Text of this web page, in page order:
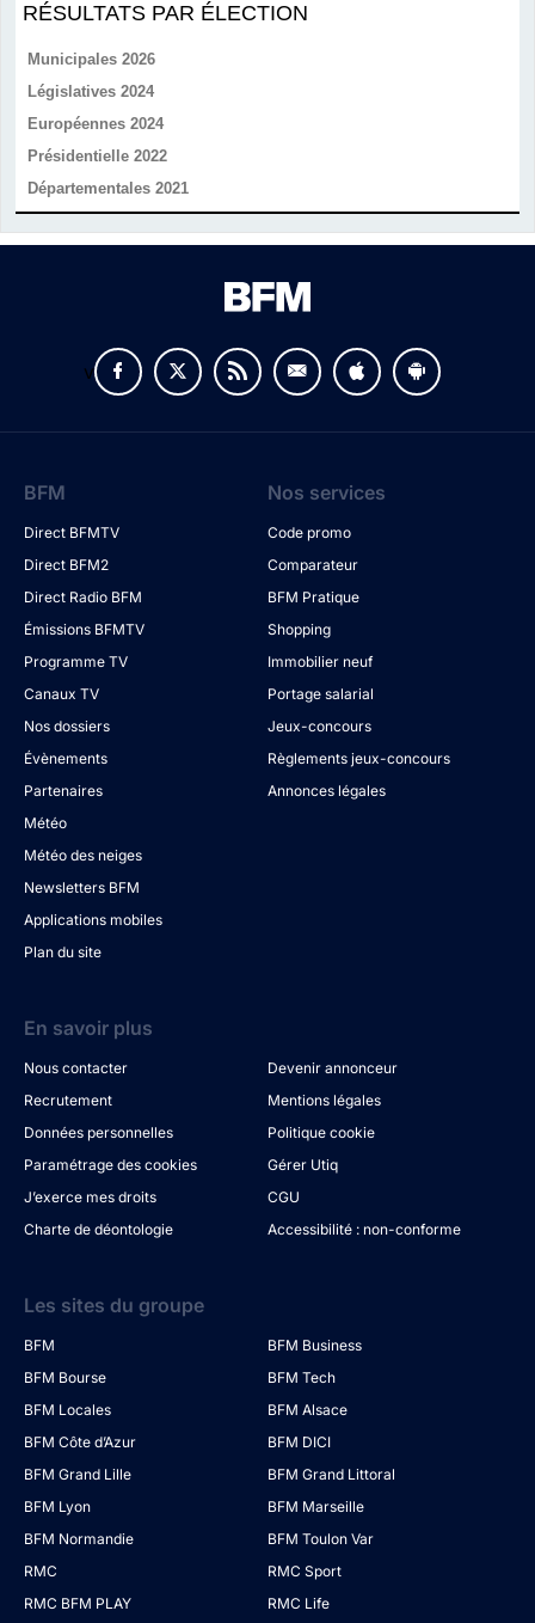
RÉSULTATS PAR ÉLECTION
Municipales 2026
Législatives 2024
Européennes 2024
Présidentielle 2022
Départementales 2021
v
BFM
Direct BFMTV
Direct BFM2
Direct Radio BFM
Émissions BFMTV
Programme TV
Canaux TV
Nos dossiers
Évènements
Partenaires
Météo
Météo des neiges
Newsletters BFM
Applications mobiles
Plan du site
Nos services
Code promo
Comparateur
BFM Pratique
Shopping
Immobilier neuf
Portage salarial
Jeux-concours
Règlements jeux-concours
Annonces légales
En savoir plus
Nous contacter
Devenir annonceur
Recrutement
Mentions légales
Données personnelles
Politique cookie
Paramétrage des cookies
Gérer Utiq
J’exerce mes droits
CGU
Charte de déontologie
Accessibilité : non-conforme
Les sites du groupe
BFM
BFM Business
BFM Bourse
BFM Tech
BFM Locales
BFM Alsace
BFM Côte d’Azur
BFM DICI
BFM Grand Lille
BFM Grand Littoral
BFM Lyon
BFM Marseille
BFM Normandie
BFM Toulon Var
RMC
RMC Sport
RMC BFM PLAY
RMC Life